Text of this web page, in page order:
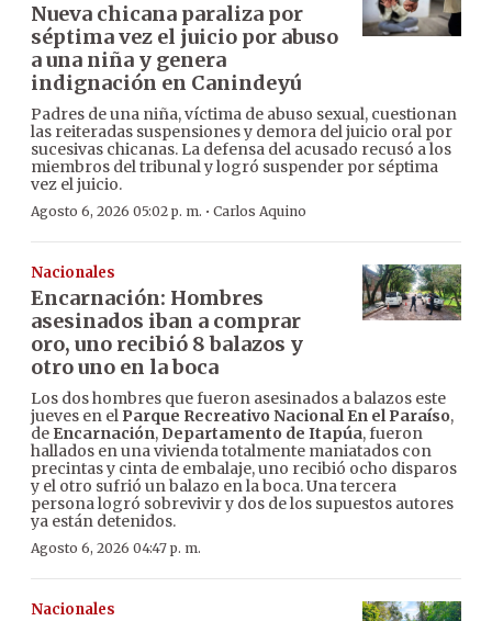
Nueva chicana paraliza por
séptima vez el juicio por abuso
a una niña y genera
indignación en Canindeyú
Padres de una niña, víctima de abuso sexual, cuestionan
las reiteradas suspensiones y demora del juicio oral por
sucesivas chicanas. La defensa del acusado recusó a los
miembros del tribunal y logró suspender por séptima
vez el juicio.
Agosto 6, 2026 05:02 p. m. · Carlos Aquino
Nacionales
Encarnación: Hombres
asesinados iban a comprar
oro, uno recibió 8 balazos y
otro uno en la boca
Los dos hombres que fueron asesinados a balazos este
jueves en el Parque Recreativo Nacional En el Paraíso,
de Encarnación, Departamento de Itapúa, fueron
hallados en una vivienda totalmente maniatados con
precintas y cinta de embalaje, uno recibió ocho disparos
y el otro sufrió un balazo en la boca. Una tercera
persona logró sobrevivir y dos de los supuestos autores
ya están detenidos.
Agosto 6, 2026 04:47 p. m.
Nacionales